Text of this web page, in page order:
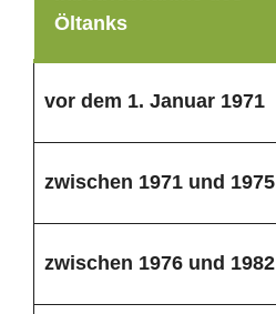
Öltanks
vor dem 1. Januar 1971
zwischen 1971 und 1975
zwischen 1976 und 1982